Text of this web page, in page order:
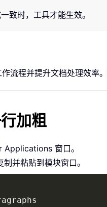
致时，工具才能生效。
流程并提升文档处理效率。
加粗
窗口。
并粘贴到模块窗口。